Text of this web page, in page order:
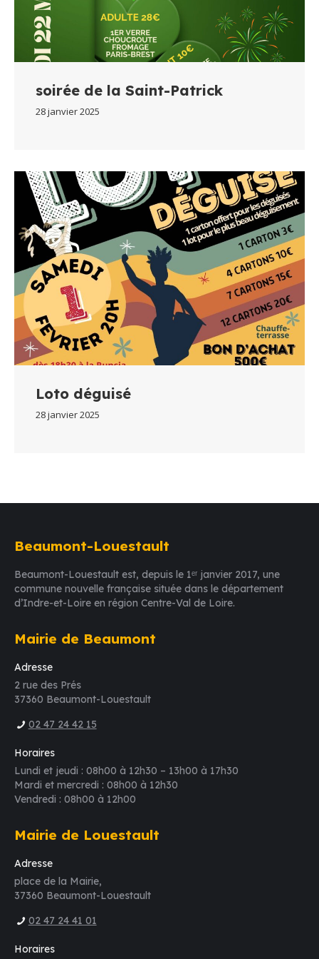
soirée de la Saint-Patrick
28 janvier 2025
Loto déguisé
28 janvier 2025
Beaumont-Louestault
Beaumont-Louestault est, depuis le 1ᵉʳ janvier 2017, une
commune nouvelle française située dans le département
d’Indre-et-Loire en région Centre-Val de Loire.
Mairie de Beaumont
Adresse
2 rue des Prés
37360 Beaumont-Louestault
02 47 24 42 15
Horaires
Lundi et jeudi : 08h00 à 12h30 – 13h00 à 17h30
Mardi et mercredi : 08h00 à 12h30
Vendredi : 08h00 à 12h00
Mairie de Louestault
Adresse
place de la Mairie,
37360 Beaumont-Louestault
02 47 24 41 01
Horaires